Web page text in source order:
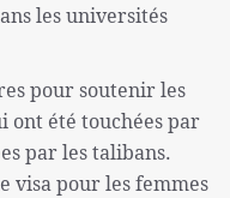
les universités
pour soutenir les
ont été touchées par
par les talibans.
visa pour les femmes